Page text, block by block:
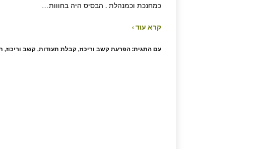
כמחנכת וכמנהלת . הבסיס היה בחווות…
קרא עוד ›
עם התגית: הפרעת קשב וריכוז, קבלת תעודות, קשב וריכוז,